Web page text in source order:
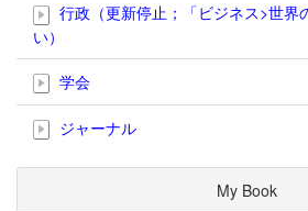
行政（更新停止；「ビジネス>世界
い）
学会
ジャーナル
My Book